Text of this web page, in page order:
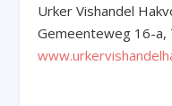
Urker Vishandel
Gemeenteweg 16-a,